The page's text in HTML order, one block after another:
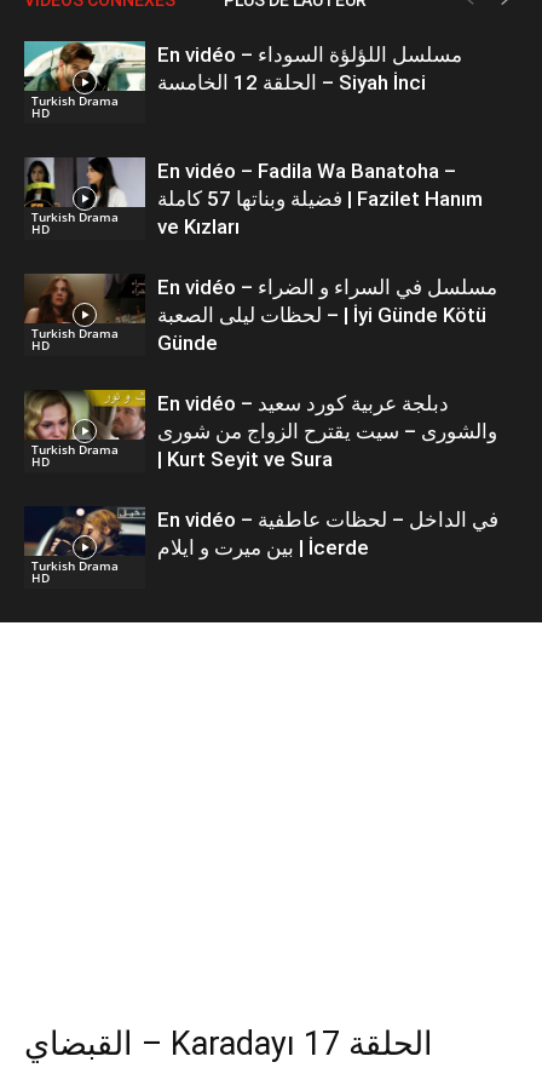
Turkish Drama
HD
En vidéo – مسلسل اللؤلؤة السوداء
الحلقة 12 الخامسة – Siyah İnci
Turkish Drama
HD
En vidéo – Fadila Wa Banatoha –
فضيلة وبناتها 57 كاملة | Fazilet Hanım
ve Kızları
Turkish Drama
HD
En vidéo – مسلسل في السراء و الضراء
– لحظات ليلى الصعبة | İyi Günde Kötü
Günde
Turkish Drama
HD
En vidéo – دبلجة عربية كورد سعيد
والشورى – سيت يقترح الزواج من شورى
| Kurt Seyit ve Sura
Turkish Drama
HD
En vidéo – في الداخل – لحظات عاطفية
بين ميرت و ايلام | İcerde
القبضاي – Karadayı الحلقة 17